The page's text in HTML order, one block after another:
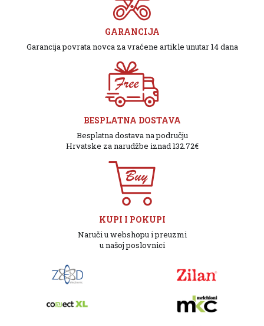
GARANCIJA
Garancija povrata novca za vraćene artikle unutar 14 dana
BESPLATNA DOSTAVA
Besplatna dostava na području
Hrvatske za narudžbe iznad 132.72€
KUPI I POKUPI
Naruči u webshopu i preuzmi
u našoj poslovnici